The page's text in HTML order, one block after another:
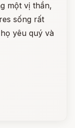
một vị thần,
sống rất
yêu quý và